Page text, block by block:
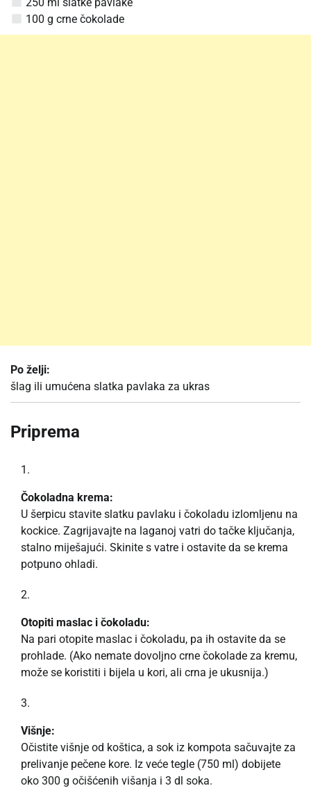
100 g crne čokolade
Po želji:
šlag ili umućena slatka pavlaka za ukras
Priprema
Čokoladna krema:
U šerpicu stavite slatku pavlaku i čokoladu izlomljenu na
kockice. Zagrijavajte na laganoj vatri do tačke ključanja,
stalno miješajući. Skinite s vatre i ostavite da se krema
potpuno ohladi.
Otopiti maslac i čokoladu:
Na pari otopite maslac i čokoladu, pa ih ostavite da se
prohlade. (Ako nemate dovoljno crne čokolade za kremu,
može se koristiti i bijela u kori, ali crna je ukusnija.)
Višnje:
Očistite višnje od koštica, a sok iz kompota sačuvajte za
prelivanje pečene kore. Iz veće tegle (750 ml) dobijete
oko 300 g očišćenih višanja i 3 dl soka.